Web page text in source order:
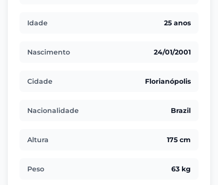
Idade 25 anos
Nascimento 24/01/2001
Cidade Florianópolis
Nacionalidade Brazil
Altura 175 cm
Peso 63 kg